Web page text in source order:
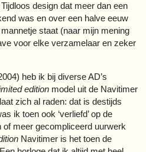
design dat meer dan een
was en over een halve eeuw
staat (naar mijn mening
voor elke verzamelaar en zeker
heb ik bij diverse AD’s
edition model uit de Navitimer
zich al raden: dat is destijds
ik toen ook ‘verliefd’ op de
meer gecompliceerd uurwerk
Navitimer is het toen de